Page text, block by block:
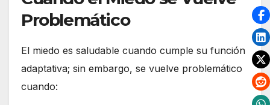
Problemático
El miedo es saludable cuando cumple su función
adaptativa; sin embargo, se vuelve problemático
cuando: